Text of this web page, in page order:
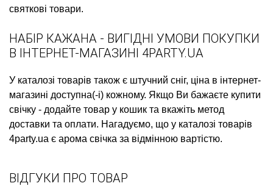
святкові товари.
НАБІР КАЖАНА - ВИГІДНІ УМОВИ ПОКУПКИ
В ІНТЕРНЕТ-МАГАЗИНІ 4PARTY.UA
У каталозі товарів також є штучний сніг, ціна в інтернет-
магазині доступна(-і) кожному. Якщо Ви бажаєте купити
свічку - додайте товар у кошик та вкажіть метод
доставки та оплати. Нагадуємо, що у каталозі товарів
4party.ua є арома свічка за відмінною вартістю.
ВІДГУКИ ПРО ТОВАР